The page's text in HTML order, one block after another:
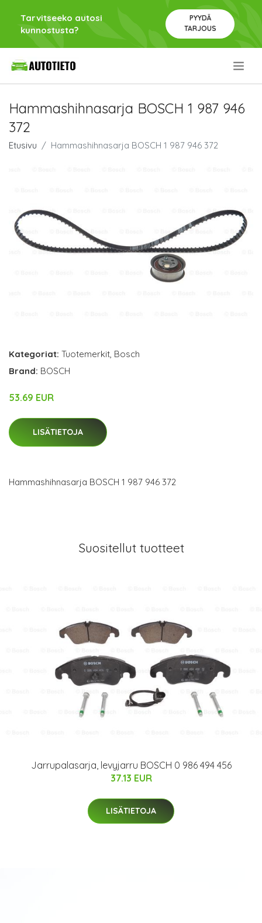
Tarvitseeko autosi
kunnostusta?
PYYDÄ
TARJOUS
Hammashihnasarja BOSCH 1 987 946
372
Etusivu Hammashihnasarja BOSCH 1 987 946 372
Kategoriat: Tuotemerkit, Bosch
Brand: BOSCH
53.69 EUR
LISÄTIETOJA
Hammashihnasarja BOSCH 1 987 946 372
Suositellut tuotteet
Jarrupalasarja, levyjarru BOSCH 0 986 494 456
37.13 EUR
LISÄTIETOJA